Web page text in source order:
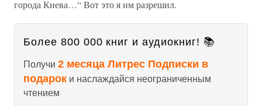
города Киева…“ Вот это я им разрешил.
Более 800 000 книг и аудиокниг! 📚
Получи 2 месяца Литрес Подписки в
подарок и наслаждайся неограниченным
чтением